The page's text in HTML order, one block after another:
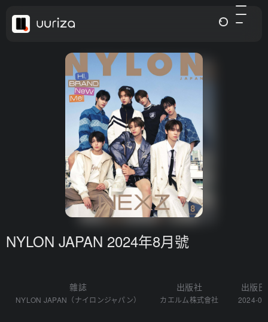
NYLON JAPAN 2024年8月號
雜誌
NYLON JAPAN（ナイロンジャパン）
出版社
カエルム株式會社
出版
2024-